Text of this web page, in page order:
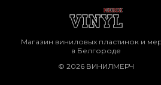
Магазин виниловых пластинок и
в Белгороде
© 2026 ВИНИЛМЕРЧ